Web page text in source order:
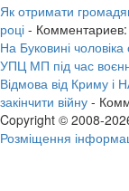
Як отримати
році - Комментариев:
На Буковині
УПЦ МП під час
Відмова від Криму і
закінчити війну -
Copyright © 2008-
Розміщення